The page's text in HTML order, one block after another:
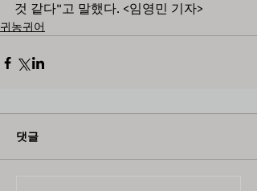
것 같다"고 말했다. <임영민 기자>
귀농귀어
댓글